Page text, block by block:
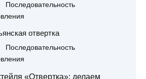
Последовательность
отвертка
Последовательность
«Отвертка»: делаем